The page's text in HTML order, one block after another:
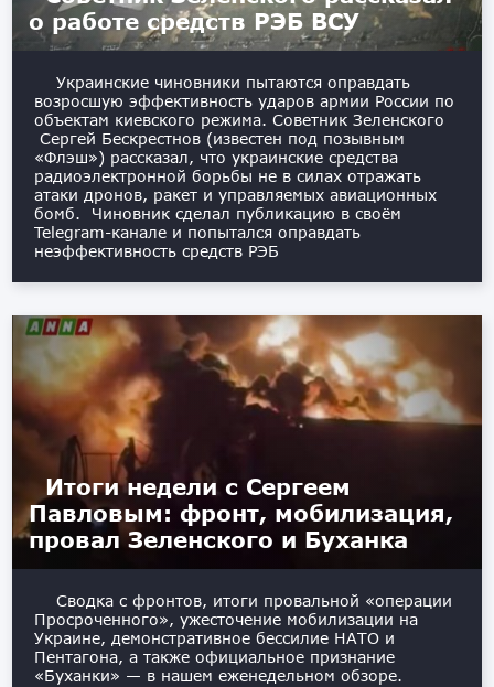
о работе средств РЭБ ВСУ
Украинские чиновники пытаются оправдать
возросшую эффективность ударов армии России по
объектам киевского режима. Советник Зеленского
Сергей Бескрестнов (известен под позывным
«Флэш») рассказал, что украинские средства
радиоэлектронной борьбы не в силах отражать
атаки дронов, ракет и управляемых авиационных
бомб. Чиновник сделал публикацию в своём
Telegram-канале и попытался оправдать
неэффективность средств РЭБ
Итоги недели с Сергеем
Павловым: фронт, мобилизация,
провал Зеленского и Буханка
Сводка с фронтов, итоги провальной «операции
Просроченного», ужесточение мобилизации на
Украине, демонстративное бессилие НАТО и
Пентагона, а также официальное признание
«Буханки» — в нашем еженедельном обзоре.